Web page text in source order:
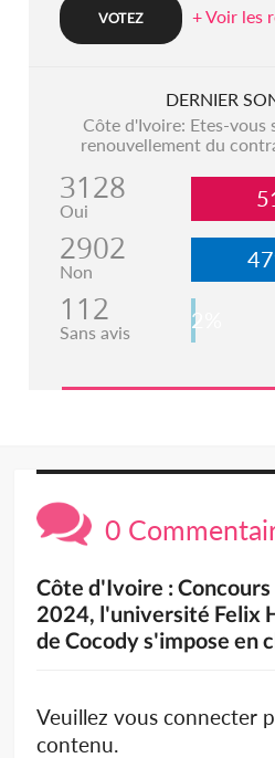
+ Voir les
DERNIER
Côte d'Ivoire: Etes-vous
renouvellement du
3128
Oui
2902
Non
112
Sans avis 2%
0
Côte d'Ivoire :
2024, l'université Felix
de Cocody s'impose en
Veuillez vous connecter
contenu.